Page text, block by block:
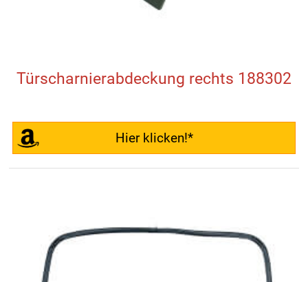
Türscharnierabdeckung rechts 188302
Hier klicken!*